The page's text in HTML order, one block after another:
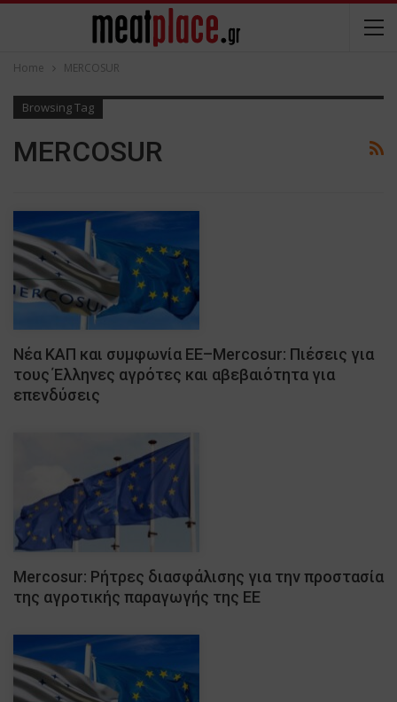
Home MERCOSUR
Browsing Tag
MERCOSUR
Νέα ΚΑΠ και συμφωνία ΕΕ–Mercosur: Πιέσεις για
τους Έλληνες αγρότες και αβεβαιότητα για
επενδύσεις
Mercosur: Ρήτρες διασφάλισης για την προστασία
της αγροτικής παραγωγής της ΕΕ